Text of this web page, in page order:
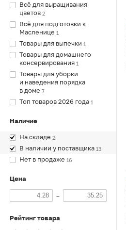
Всё для выращивания
цветов 2
Всё для подготовки к
Масленице 1
Товары для выпечки 1
Товары для домашнего
консервирования 1
Товары для уборки
и наведения порядка
в доме 7
Топ товаров 2026 года 1
Наличие
На складе 2
В наличии у поставщика 13
Нет в продаже 16
Цена
–
Рейтинг товара